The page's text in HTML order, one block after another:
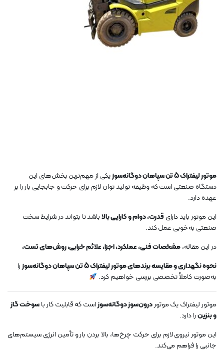
موتور لیفتراک 5 تن سپاهان دوگانه‌سوز
یکی از مهم‌ترین بخش‌های این
دستگاه صنعتی است که وظیفه تولید توان لازم برای حرکت و جابجایی بار را بر
عهده دارد.
این موتور باید دارای قدرت، دوام و کارایی بالاباشد تا بتواند در شرایط سخت
صنعتی به‌خوبی عمل کند.
در این مقاله،مشخصات فنی، عملکرد، اجزا، علائم خرابی، روش‌های تست،
نحوه نگهداری و مقایسه برندهای موتور لیفتراک 5 تن سپاهان دوگانه‌سوز
را
به‌صورت کاملاً تخصصی بررسی خواهیم کرد.
موتور لیفتراک یک موتوردرون‌سوز دوگانه‌سوزاست که قابلیت کار باسوخت گاز
و بنزینرا دارد.
این موتور نیروی لازم برای حرکت چرخ‌ها، بالا بردن بار و تأمین انرژی سیستم‌های
جانبی را فراهم می‌کند.